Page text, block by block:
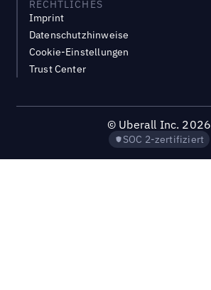
RECHTLICHES
Imprint
Datenschutzhinweise
Cookie-Einstellungen
Trust Center
© Uberall Inc. 2026
SOC 2-zertifiziert